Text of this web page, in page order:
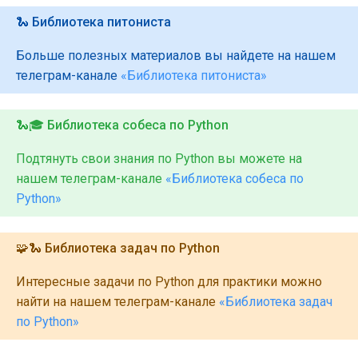
🐍 Библиотека питониста
Больше полезных материалов вы найдете на нашем
телеграм-канале «Библиотека питониста»
🐍🎓 Библиотека собеса по Python
Подтянуть свои знания по Python вы можете на
нашем телеграм-канале «Библиотека собеса по
Python»
🧩🐍 Библиотека задач по Python
Интересные задачи по Python для практики можно
найти на нашем телеграм-канале «Библиотека задач
по Python»